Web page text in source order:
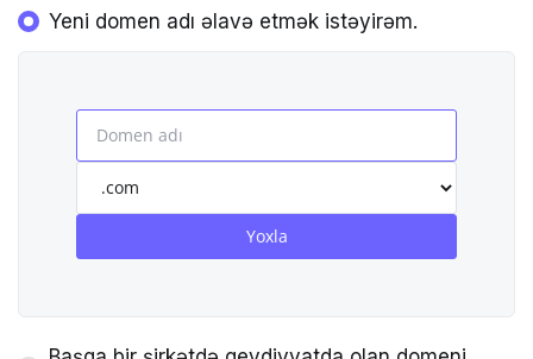
Yeni domen adı əlavə etmək istəyirəm.
Yoxla